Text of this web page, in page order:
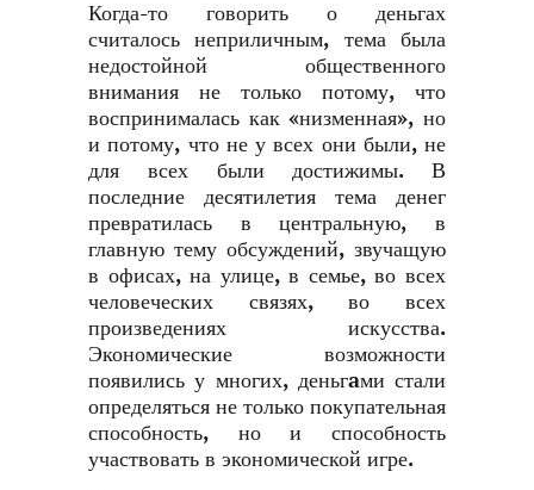
Когда-то говорить о деньгах
считалось неприличным, тема была
недостойной общественного
внимания не только потому, что
воспринималась как «низменная», но
и потому, что не у всех они были, не
для всех были достижимы. В
последние десятилетия тема денег
превратилась в центральную, в
главную тему обсуждений, звучащую
в офисах, на улице, в семье, во всех
человеческих связях, во всех
произведениях искусства.
Экономические возможности
появились у многих, деньгaми стали
определяться не только покупательная
способность, но и способность
участвовать в экономической игре.